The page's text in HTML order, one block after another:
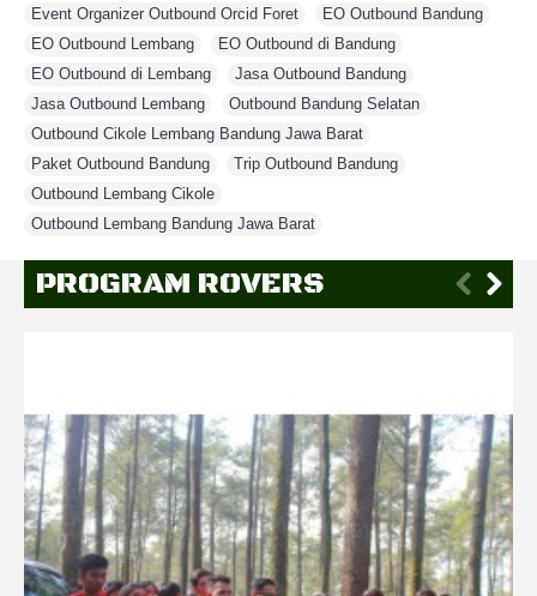
Event Organizer Outbound Orcid Foret
EO Outbound Bandung
EO Outbound Lembang
EO Outbound di Bandung
EO Outbound di Lembang
Jasa Outbound Bandung
Jasa Outbound Lembang
Outbound Bandung Selatan
Outbound Cikole Lembang Bandung Jawa Barat
Paket Outbound Bandung
Trip Outbound Bandung
Outbound Lembang Cikole
Outbound Lembang Bandung Jawa Barat
PROGRAM ROVERS